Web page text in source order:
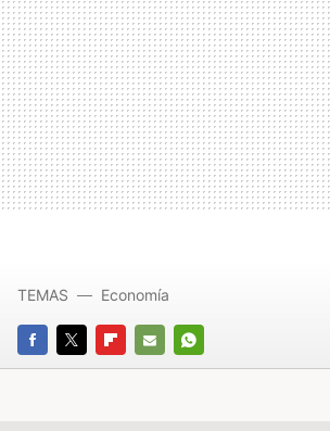
FACEBOOK
TWITTERFLIPBOARD
E-
WHATSAPP
TEMAS Economía